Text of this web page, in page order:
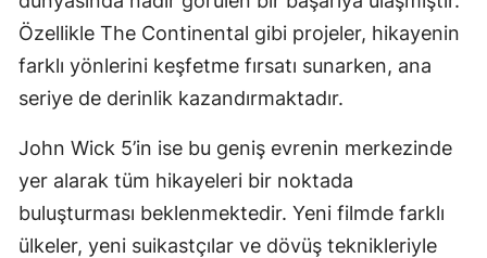
Kırıkkale
Batman
Bartın
Ardahan
Iğdır
Özellikle The Continental gibi projeler, hikayenin
farklı yönlerini keşfetme fırsatı sunarken, ana
seriye de derinlik kazandırmaktadır.
John Wick 5’in ise bu geniş evrenin merkezinde
yer alarak tüm hikayeleri bir noktada
buluşturması beklenmektedir. Yeni filmde farklı
ülkeler, yeni suikastçılar ve dövüş teknikleriyle